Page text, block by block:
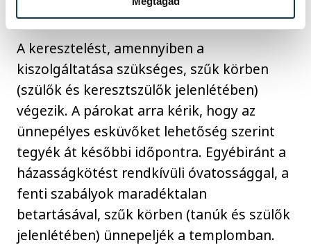
A keresztelést, amennyiben a
kiszolgáltatása szükséges, szűk körben
(szülők és keresztszülők jelenlétében)
végezik. A párokat arra kérik, hogy az
ünnepélyes esküvőket lehetőség szerint
tegyék át későbbi időpontra. Egyébiránt a
házasságkötést rendkívüli óvatossággal, a
fenti szabályok maradéktalan
betartásával, szűk körben (tanúk és szülők
jelenlétében) ünnepeljék a templomban.